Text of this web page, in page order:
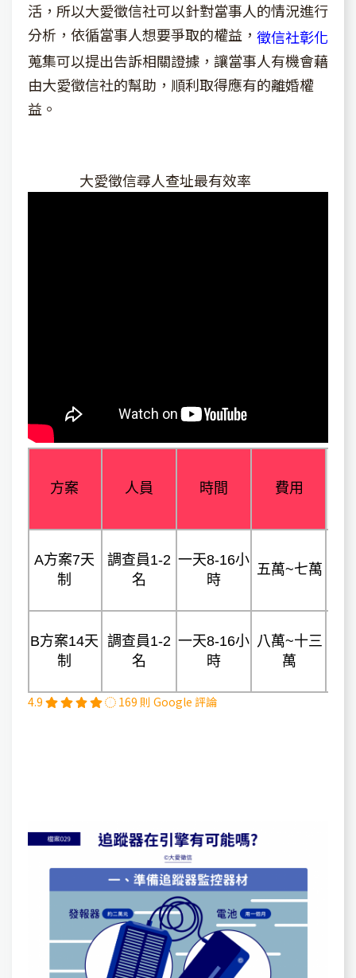
活，所以大愛徵信社可以針對當事人的情況進行
分析，依循當事人想要爭取的權益， 徵信社彰化
蒐集可以提出告訴相關證據，讓當事人有機會藉
由大愛徵信社的幫助，順利取得應有的離婚權
益。
大愛徵信尋人查址最有效率
方案 人員 時間 費用
A方案7天
制
調查員1-2
名
一天8-16小
時
五萬~七萬
B方案14天
制
調查員1-2
名
一天8-16小
時
八萬~十三
萬
4.9 169 則 Google 評論